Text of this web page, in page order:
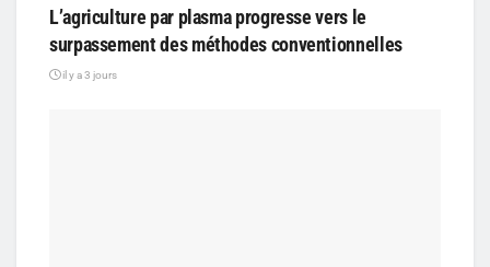
L’agriculture par plasma progresse vers le
surpassement des méthodes conventionnelles
il y a 3 jours